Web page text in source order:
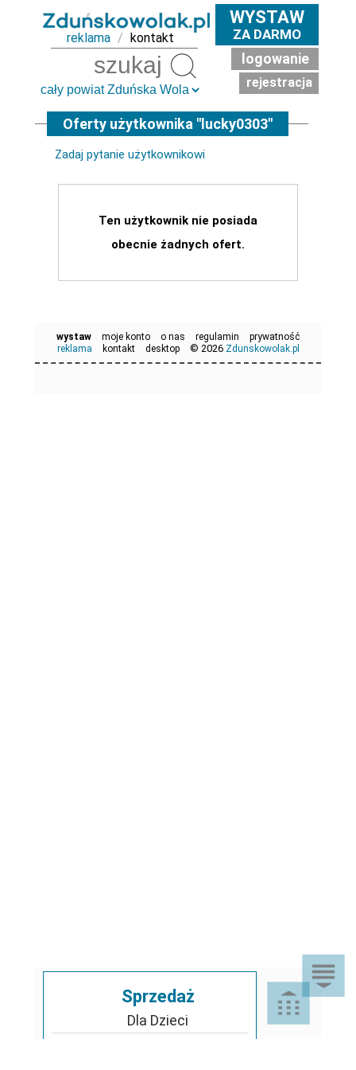
reklama / kontakt
WYSTAW
ZA DARMO
logowanie
rejestracja
Oferty użytkownika "lucky0303"
Zadaj pytanie użytkownikowi
Ten użytkownik nie posiada
obecnie żadnych ofert.
wystaw moje konto o nas regulamin
prywatność
reklama
kontakt desktop © 2026 Zdunskowolak.pl
Sprzedaż
Dla Dzieci